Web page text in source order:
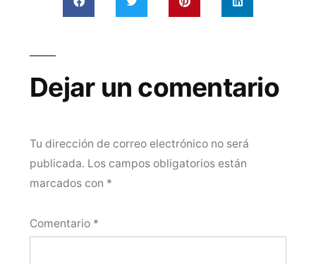
Dejar un comentario
Tu dirección de correo electrónico no será
publicada. Los campos obligatorios están
marcados con *
Comentario *